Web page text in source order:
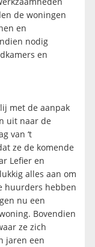
de woningen
en
nodig
en
met de aanpak
uit naar de
van ‘t
ze de komende
Lefier en
alles aan om
huurders hebben
nu een
Bovendien
ze zich
jaren een